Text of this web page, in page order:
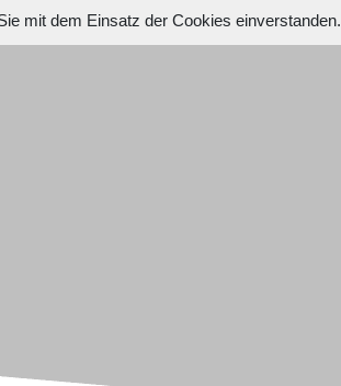
mit dem Einsatz der Cookies einverstanden.